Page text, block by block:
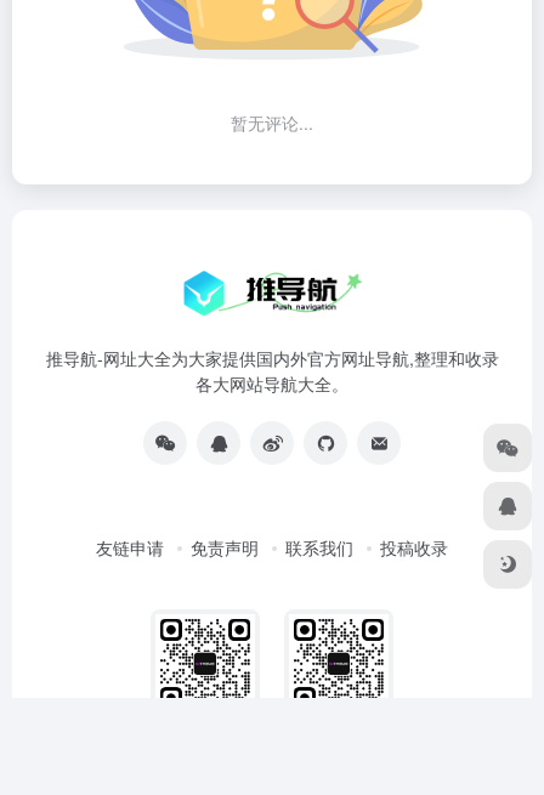
暂无评论...
推导航-网址大全为大家提供国内外官方网址导航,整理和收录
各大网站导航大全。
友链申请 免责声明 联系我们 投稿收录